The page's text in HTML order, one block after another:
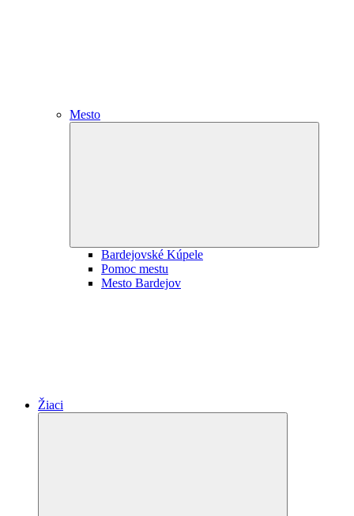
Mesto
Bardejovské Kúpele
Pomoc mestu
Mesto Bardejov
Žiaci